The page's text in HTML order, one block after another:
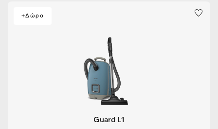
+Δώρο
Guard L1